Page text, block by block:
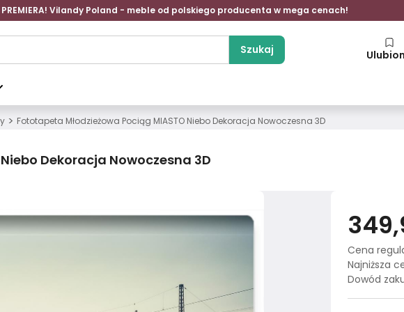
PREMIERA! Vilandy Poland - meble od polskiego producenta w mega cenach!
Szukaj
> Fototapeta Młodzieżowa Pociąg MIASTO Niebo Dekoracja Nowoczesna 3D
Dekoracja Nowoczesna 3D
Cena
Najniższa
Dowód